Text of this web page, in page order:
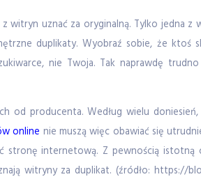
witryn uznać za oryginalną. Tylko jedna z
duplikaty. Wyobraź sobie, że
nie Twoja. Tak naprawdę
od producenta. Według wielu
online nie muszą więc obawiać się
internetową. Z pewnością istotną
witryny za duplikat. (źródło: https://